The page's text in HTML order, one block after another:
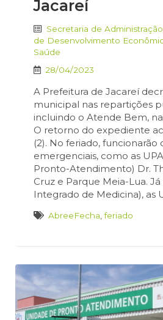
Jacareí
Secretaria de
de Desenvolvimento
Saúde
28/04/2023
A Prefeitura de Jacareí
municipal nas repartições
incluindo o Atende Bem, na
O retorno do expediente
(2). No feriado, funcionarão
emergenciais, como as
Pronto-Atendimento) Dr.
Cruz e Parque Meia-Lua. Já
Integrado de Medicina), as
AbreeFecha ,feriado